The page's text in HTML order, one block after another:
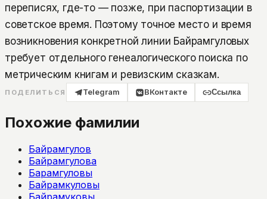
переписях, где-то — позже, при паспортизации в
советское время. Поэтому точное место и время
возникновения конкретной линии Байрамгуловых
требует отдельного генеалогического поиска по
метрическим книгам и ревизским сказкам.
ПОДЕЛИТЬСЯ Telegram ВКонтакте Ссылка
Похожие фамилии
Байрамгулов
Байрамгулова
Барамгуловы
Байрамкуловы
Байрамуковы